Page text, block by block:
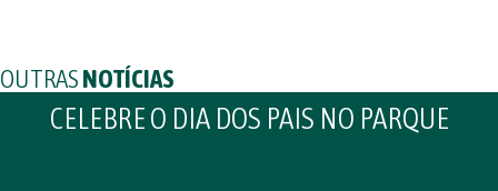
OUTRASNOTÍCIAS
CELEBRE O DIA DOS PAIS NO PARQUE